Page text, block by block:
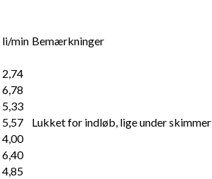
li/min Bemærkninger
2,74
6,78
5,33
5,57
Lukket for indløb, lige under skimmer
4,00
6,40
4,85